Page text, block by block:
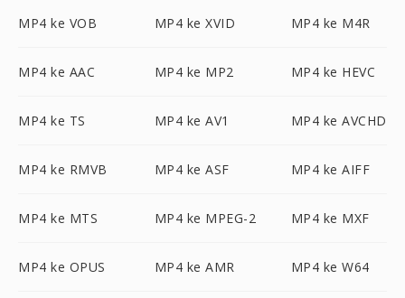
MP4 ke VOB MP4 ke XVID MP4 ke M4R
MP4 ke AAC MP4 ke MP2 MP4 ke HEVC
MP4 ke TS MP4 ke AV1 MP4 ke AVCHD
MP4 ke RMVB MP4 ke ASF MP4 ke AIFF
MP4 ke MTS MP4 ke MPEG-2 MP4 ke MXF
MP4 ke OPUS MP4 ke AMR MP4 ke W64